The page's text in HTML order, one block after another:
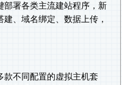
部署各类主流建站程序，新
、域名绑定、数据上传，
款不同配置的虚拟主机套